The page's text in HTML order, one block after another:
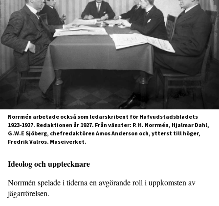
Norrmén arbetade också som ledarskribent för Hufvudstadsbladets
1923-1927. Redaktionen år 1927. Från vänster: P. H. Norrmén, Hjalmar Dahl,
G.W.E Sjöberg, chefredaktören Amos Anderson och, ytterst till höger,
Fredrik Valros. Museiverket.
Ideolog och upptecknare
Norrmén spelade i tiderna en avgörande roll i uppkomsten av
jägarrörelsen.